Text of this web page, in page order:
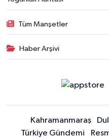
Tüm Manşetler
Haber Arşivi
Kahramanmaraş
Türkiye Gündemi